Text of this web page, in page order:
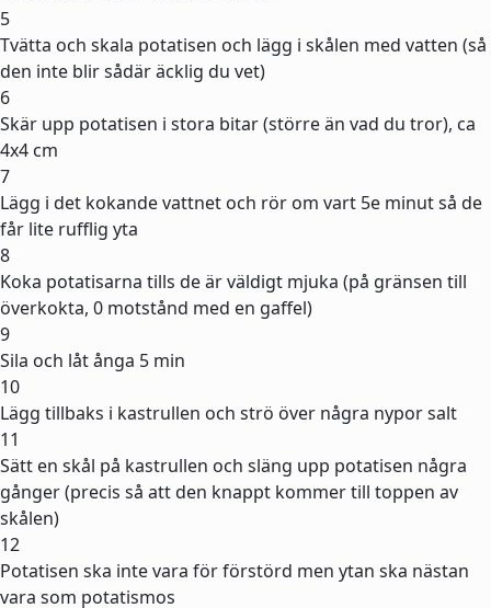
5
Tvätta och skala potatisen och lägg i skålen med vatten (så
den inte blir sådär äcklig du vet)
6
Skär upp potatisen i stora bitar (större än vad du tror), ca
4x4 cm
7
Lägg i det kokande vattnet och rör om vart 5e minut så de
får lite rufflig yta
8
Koka potatisarna tills de är väldigt mjuka (på gränsen till
överkokta, 0 motstånd med en gaffel)
9
Sila och låt ånga 5 min
10
Lägg tillbaks i kastrullen och strö över några nypor salt
11
Sätt en skål på kastrullen och släng upp potatisen några
gånger (precis så att den knappt kommer till toppen av
skålen)
12
Potatisen ska inte vara för förstörd men ytan ska nästan
vara som potatismos